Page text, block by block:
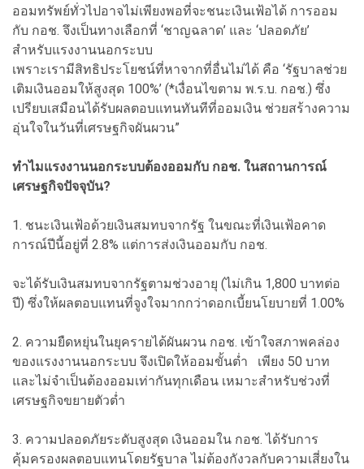
ออมทรัพย์ทั่วไปอาจไม่เพียงพอที่จะชนะเงินเฟ้อได้ การออม
กับ กอช. จึงเป็นทางเลือกที่ ‘ชาญฉลาด’ และ ‘ปลอดภัย’
สำหรับแรงงานนอกระบบ
เพราะเรามีสิทธิประโยชน์ที่หาจากที่อื่นไม่ได้ คือ ‘รัฐบาลช่วย
เติมเงินออมให้สูงสุด 100%’ (*เงื่อนไขตาม พ.ร.บ. กอช.) ซึ่ง
เปรียบเสมือนได้รับผลตอบแทนทันทีที่ออมเงิน ช่วยสร้างความ
อุ่นใจในวันที่เศรษฐกิจผันผวน”
ทำไมแรงงานนอกระบบต้องออมกับ กอช. ในสถานการณ์
เศรษฐกิจปัจจุบัน?
1. ชนะเงินเฟ้อด้วยเงินสมทบจากรัฐ ในขณะที่เงินเฟ้อคาด
การณ์ปีนี้อยู่ที่ 2.8% แต่การส่งเงินออมกับ กอช.
จะได้รับเงินสมทบจากรัฐตามช่วงอายุ (ไม่เกิน 1,800 บาทต่อ
ปี) ซึ่งให้ผลตอบแทนที่จูงใจมากกว่าดอกเบี้ยนโยบายที่ 1.00%
2. ความยืดหยุ่นในยุครายได้ผันผวน กอช. เข้าใจสภาพคล่อง
ของแรงงานนอกระบบ จึงเปิดให้ออมขั้นต่ำ เพียง 50 บาท
และไม่จำเป็นต้องออมเท่ากันทุกเดือน เหมาะสำหรับช่วงที่
เศรษฐกิจขยายตัวต่ำ
3. ความปลอดภัยระดับสูงสุด เงินออมใน กอช. ได้รับการ
คุ้มครองผลตอบแทนโดยรัฐบาล ไม่ต้องกังวลกับความเสี่ยงใน